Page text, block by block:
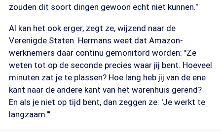
zouden dit soort dingen gewoon echt niet kunnen."
Al kan het ook erger, zegt ze, wijzend naar de
Verenigde Staten. Hermans weet dat Amazon-
werknemers daar continu gemonitord worden: "Ze
weten tot op de seconde precies waar jij bent. Hoeveel
minuten zat je te plassen? Hoe lang heb jij van de ene
kant naar de andere kant van het warenhuis gerend?
En als je niet op tijd bent, dan zeggen ze: 'Je werkt te
langzaam.'"